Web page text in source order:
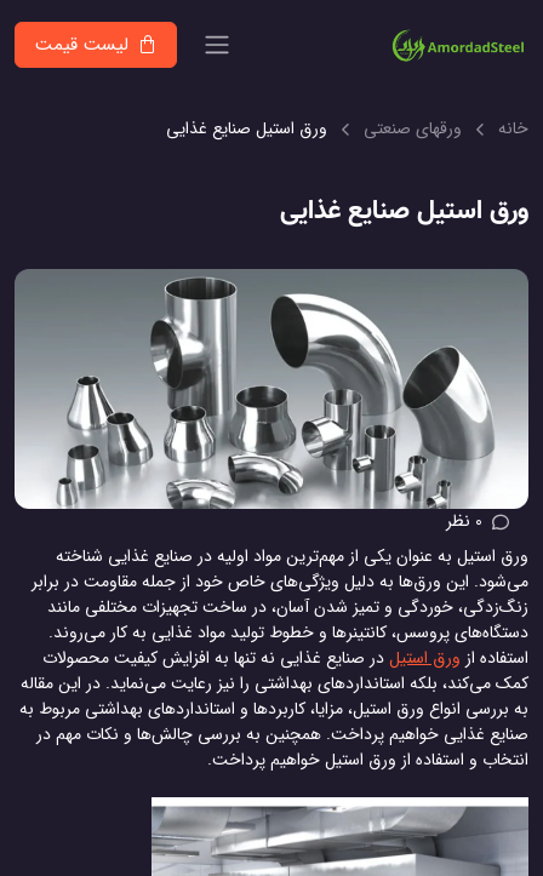
لیست قیمت
خانه ورقهای صنعتی ورق استیل صنایع غذایی
ورق استیل صنایع غذایی
0 نظر
ورق استیل به عنوان یکی از مهم‌ترین مواد اولیه در صنایع غذایی شناخته
می‌شود. این ورق‌ها به دلیل ویژگی‌های خاص خود از جمله مقاومت در برابر
زنگ‌زدگی، خوردگی و تمیز شدن آسان، در ساخت تجهیزات مختلفی مانند
دستگاه‌های پروسس، کانتینرها و خطوط تولید مواد غذایی به کار می‌روند.
استفاده از ورق استیلدر صنایع غذایی نه تنها به افزایش کیفیت محصولات
کمک می‌کند، بلکه استانداردهای بهداشتی را نیز رعایت می‌نماید. در این مقاله
به بررسی انواع ورق استیل، مزایا، کاربردها و استانداردهای بهداشتی مربوط به
صنایع غذایی خواهیم پرداخت. همچنین به بررسی چالش‌ها و نکات مهم در
انتخاب و استفاده از ورق استیل خواهیم پرداخت.